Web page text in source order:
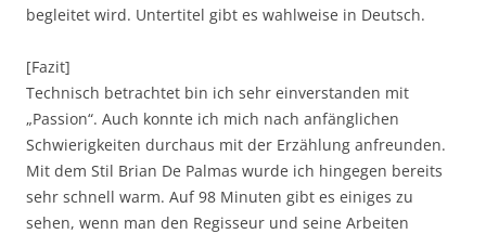
begleitet wird. Untertitel gibt es wahlweise in Deutsch.
[Fazit]
Technisch betrachtet bin ich sehr einverstanden mit
„Passion“. Auch konnte ich mich nach anfänglichen
Schwierigkeiten durchaus mit der Erzählung anfreunden.
Mit dem Stil Brian De Palmas wurde ich hingegen bereits
sehr schnell warm. Auf 98 Minuten gibt es einiges zu
sehen, wenn man den Regisseur und seine Arbeiten